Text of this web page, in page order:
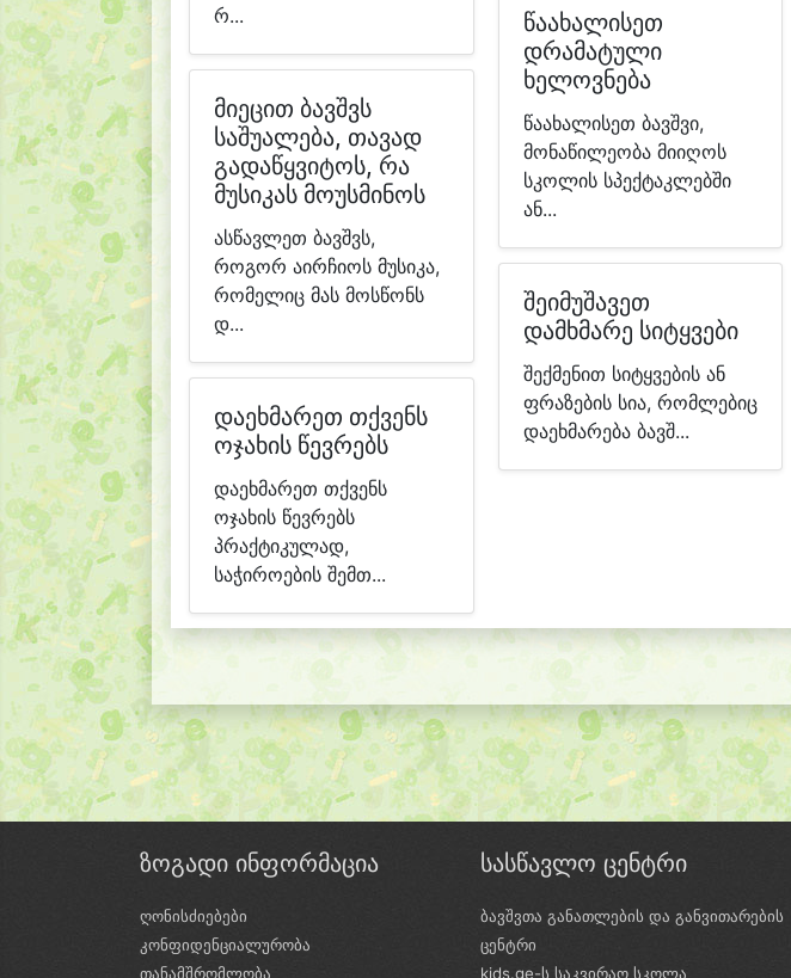
რ...
მიეცით ბავშვს
საშუალება, თავად
გადაწყვიტოს, რა
მუსიკას მოუსმინოს
ასწავლეთ ბავშვს,
როგორ აირჩიოს მუსიკა,
რომელიც მას მოსწონს
დ...
დაეხმარეთ თქვენს
ოჯახის წევრებს
დაეხმარეთ თქვენს
ოჯახის წევრებს
პრაქტიკულად,
საჭიროების შემთ...
წაახალისეთ
დრამატული
ხელოვნება
წაახალისეთ ბავშვი,
მონაწილეობა მიიღოს
სკოლის სპექტაკლებში
ან...
შეიმუშავეთ
დამხმარე სიტყვები
შექმენით სიტყვების ან
ფრაზების სია, რომლებიც
დაეხმარება ბავშ...
ზოგადი ინფორმაცია
ღონისძიებები
კონფიდენციალურობა
თანამშრომლობა
სასწავლო ცენტრი
ბავშვთა განათლების და განვითარების
ცენტრი
kids.ge-ს საკვირაო სკოლა